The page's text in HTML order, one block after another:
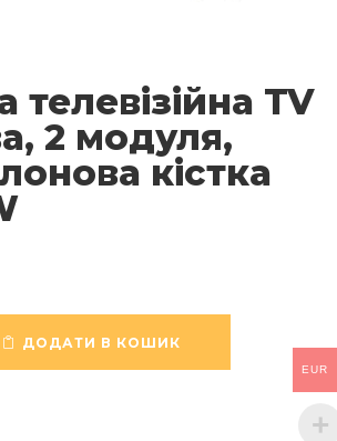
телевізійна TV
2 модуля,
кістка
ДОДАТИ В КОШИК
EUR